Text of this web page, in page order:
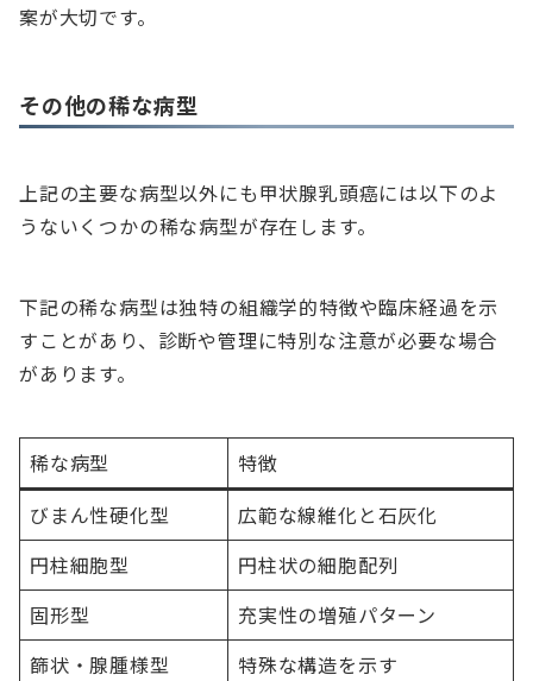
案が大切です。
その他の稀な病型
上記の主要な病型以外にも甲状腺乳頭癌には以下のよ
うないくつかの稀な病型が存在します。
下記の稀な病型は独特の組織学的特徴や臨床経過を示
すことがあり、診断や管理に特別な注意が必要な場合
があります。
稀な病型
特徴
びまん性硬化型
広範な線維化と石灰化
円柱細胞型
円柱状の細胞配列
固形型
充実性の増殖パターン
篩状・腺腫様型
特殊な構造を示す